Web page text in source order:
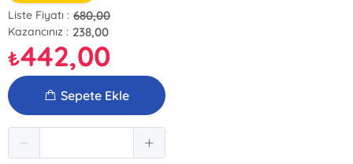
Liste Fiyatı : 680,00
Kazancınız : 238,00
₺442,00
Sepete Ekle